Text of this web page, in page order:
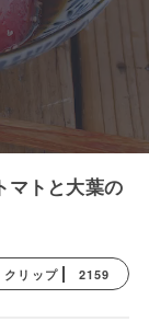
マトと大葉の
クリップ 2159